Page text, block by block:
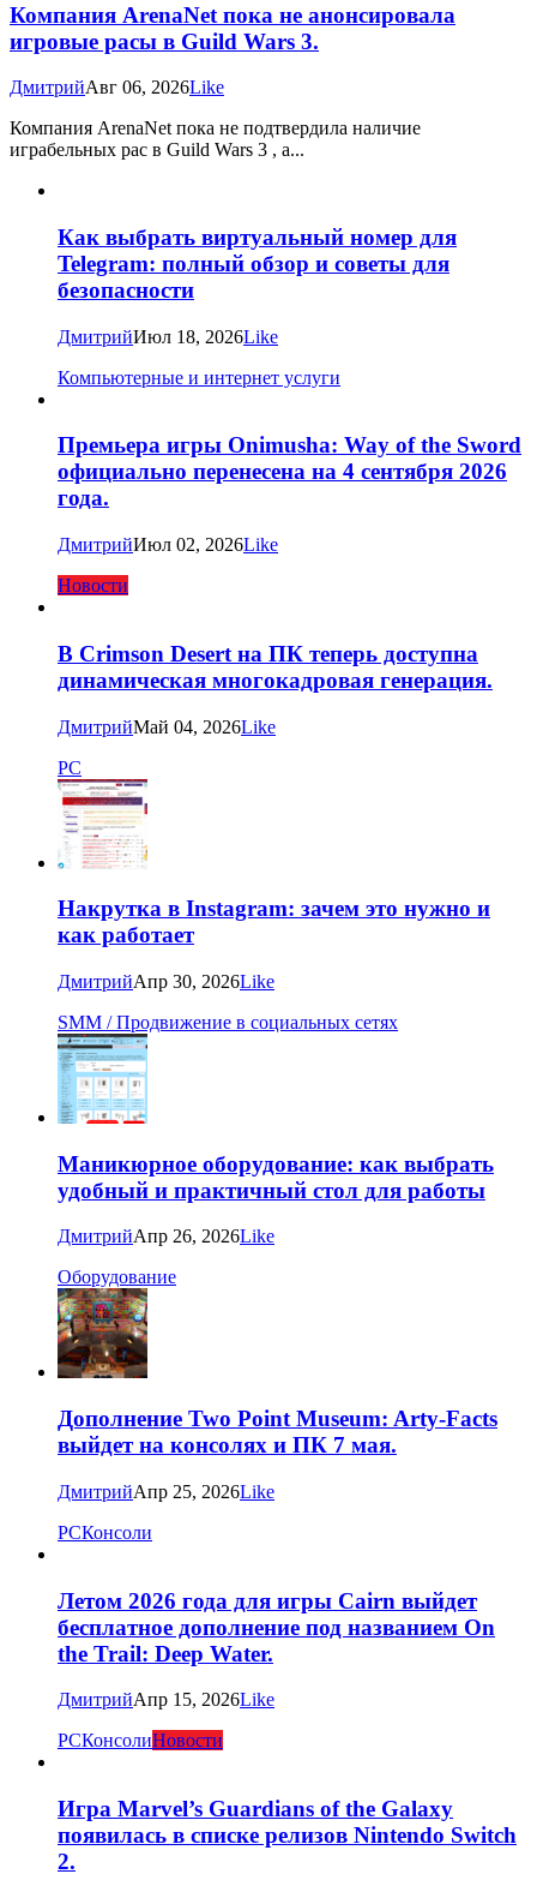
Компания ArenaNet пока не анонсировала
игровые расы в Guild Wars 3.
ДмитрийАвг 06, 2026Like
Компания ArenaNet пока не подтвердила наличие
играбельных рас в Guild Wars 3 , а...
Как выбрать виртуальный номер для
Telegram: полный обзор и советы для
безопасности
ДмитрийИюл 18, 2026Like
Компьютерные и интернет услуги
Премьера игры Onimusha: Way of the Sword
официально перенесена на 4 сентября 2026
года.
ДмитрийИюл 02, 2026Like
Новости
В Crimson Desert на ПК теперь доступна
динамическая многокадровая генерация.
ДмитрийМай 04, 2026Like
PC
Накрутка в Instagram: зачем это нужно и
как работает
ДмитрийАпр 30, 2026Like
SMM / Продвижение в социальных сетях
Маникюрное оборудование: как выбрать
удобный и практичный стол для работы
ДмитрийАпр 26, 2026Like
Оборудование
Дополнение Two Point Museum: Arty-Facts
выйдет на консолях и ПК 7 мая.
ДмитрийАпр 25, 2026Like
PCКонсоли
Летом 2026 года для игры Cairn выйдет
бесплатное дополнение под названием On
the Trail: Deep Water.
ДмитрийАпр 15, 2026Like
PCКонсолиНовости
Игра Marvel’s Guardians of the Galaxy
появилась в списке релизов Nintendo Switch
2.